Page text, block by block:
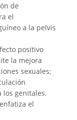
de
el
a la pelvis
positivo
la mejora
sexuales;
los genitales.
el